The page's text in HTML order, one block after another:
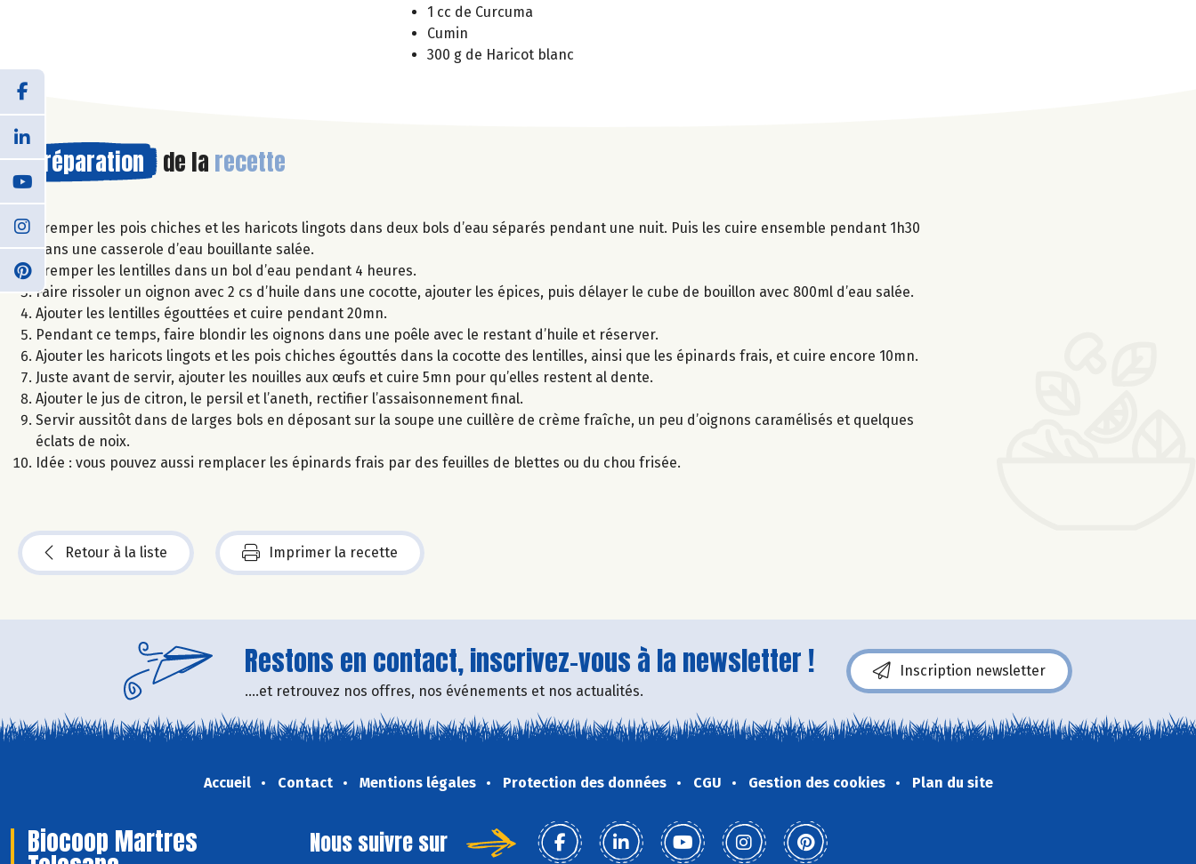
1 cc de Curcuma
Cumin
300 g de Haricot blanc
Préparation de la recette
Tremper les pois chiches et les haricots lingots dans deux bols d’eau séparés pendant une nuit. Puis les cuire ensemble pendant 1h30
dans une casserole d’eau bouillante salée.
Tremper les lentilles dans un bol d’eau pendant 4 heures.
Faire rissoler un oignon avec 2 cs d’huile dans une cocotte, ajouter les épices, puis délayer le cube de bouillon avec 800ml d’eau salée.
Ajouter les lentilles égouttées et cuire pendant 20mn.
Pendant ce temps, faire blondir les oignons dans une poêle avec le restant d’huile et réserver.
Ajouter les haricots lingots et les pois chiches égouttés dans la cocotte des lentilles, ainsi que les épinards frais, et cuire encore 10mn.
Juste avant de servir, ajouter les nouilles aux œufs et cuire 5mn pour qu’elles restent al dente.
Ajouter le jus de citron, le persil et l’aneth, rectifier l’assaisonnement final.
Servir aussitôt dans de larges bols en déposant sur la soupe une cuillère de crème fraîche, un peu d’oignons caramélisés et quelques
éclats de noix.
Idée : vous pouvez aussi remplacer les épinards frais par des feuilles de blettes ou du chou frisée.
Retour à la liste Imprimer la recette
Restons en contact, inscrivez-vous à la newsletter !
....et retrouvez nos offres, nos événements et nos actualités.
Inscription newsletter
Accueil Contact Mentions légales Protection des données CGU Gestion des cookies Plan du site
Biocoop Martres Nous suivre sur